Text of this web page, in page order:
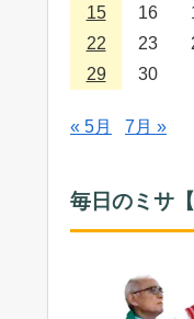
15
16
22
23
29
30
« 5月 7月 »
毎日のミサ